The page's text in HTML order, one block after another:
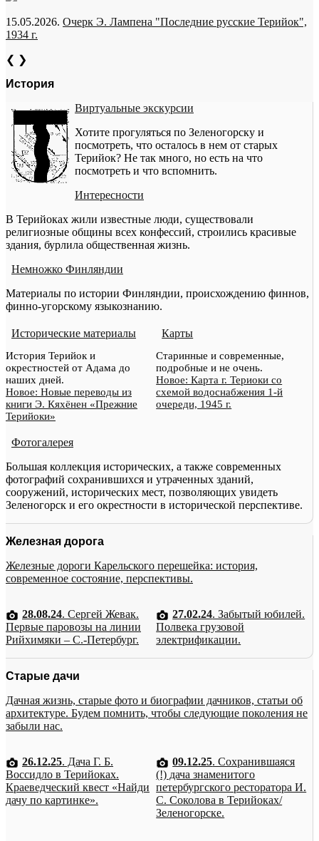
15.05.2026. Очерк Э. Лампена "Последние русские Терийок",
1934 г.
❮ ❯
История
Виртуальные экскурсии
Хотите прогуляться по Зеленогорску и
посмотреть, что осталось в нем от старых
Терийок? Не так много, но есть на что
посмотреть и что вспомнить.
Интересности
В Терийоках жили известные люди, существовали
религиозные общины всех конфессий, строились красивые
здания, бурлила общественная жизнь.
Немножко Финляндии
Материалы по истории Финляндии, происхождению финнов,
финно-угорскому языкознанию.
Исторические материалы
История Терийок и
окрестностей от Адама до
наших дней.
Новое: Новые переводы из
книги Э. Кяхёнен «Прежние
Терийоки»
Карты
Старинные и современные,
подробные и не очень.
Новое: Карта г. Териоки со
схемой водоснабжения 1-й
очереди, 1945 г.
Фотогалерея
Большая коллекция исторических, а также современных
фотографий сохранившихся и утраченных зданий,
сооружений, исторических мест, позволяющих увидеть
Зеленогорск и его окрестности в исторической перспективе.
Железная дорога
Железные дороги Карельского перешейка: история,
современное состояние, перспективы.
28.08.24. Сергей Жевак.
Первые паровозы на линии
Рийхимяки – С.-Петербург.
27.02.24. Забытый юбилей.
Полвека грузовой
электрификации.
Старые дачи
Дачная жизнь, старые фото и биографии дачников, статьи об
архитектуре. Будем помнить, чтобы следующие поколения не
забыли нас.
26.12.25. Дача Г. Б.
Воссидло в Терийоках.
Краеведческий квест «Найди
дачу по картинке».
09.12.25. Сохранившаяся
(!) дача знаменитого
петербургского ресторатора И.
С. Соколова в Терийоках/
Зеленогорске.